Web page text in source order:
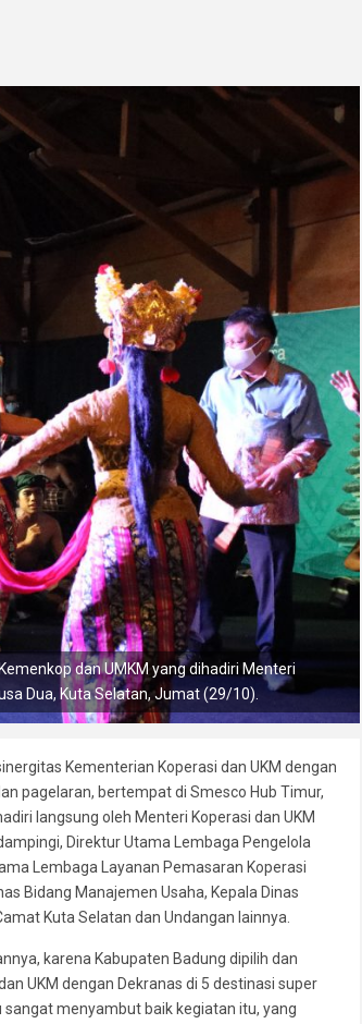
dan UMKM yang dihadiri Menteri
Dua, Kuta Selatan, Jumat (29/10).
Kementerian Koperasi dan UKM dengan
pagelaran, bertempat di Smesco Hub Timur,
langsung oleh Menteri Koperasi dan UKM
Direktur Utama Lembaga Pengelola
Lembaga Layanan Pemasaran Koperasi
Bidang Manajemen Usaha, Kepala Dinas
Kuta Selatan dan Undangan lainnya.
karena Kabupaten Badung dipilih dan
UKM dengan Dekranas di 5 destinasi super
menyambut baik kegiatan itu, yang